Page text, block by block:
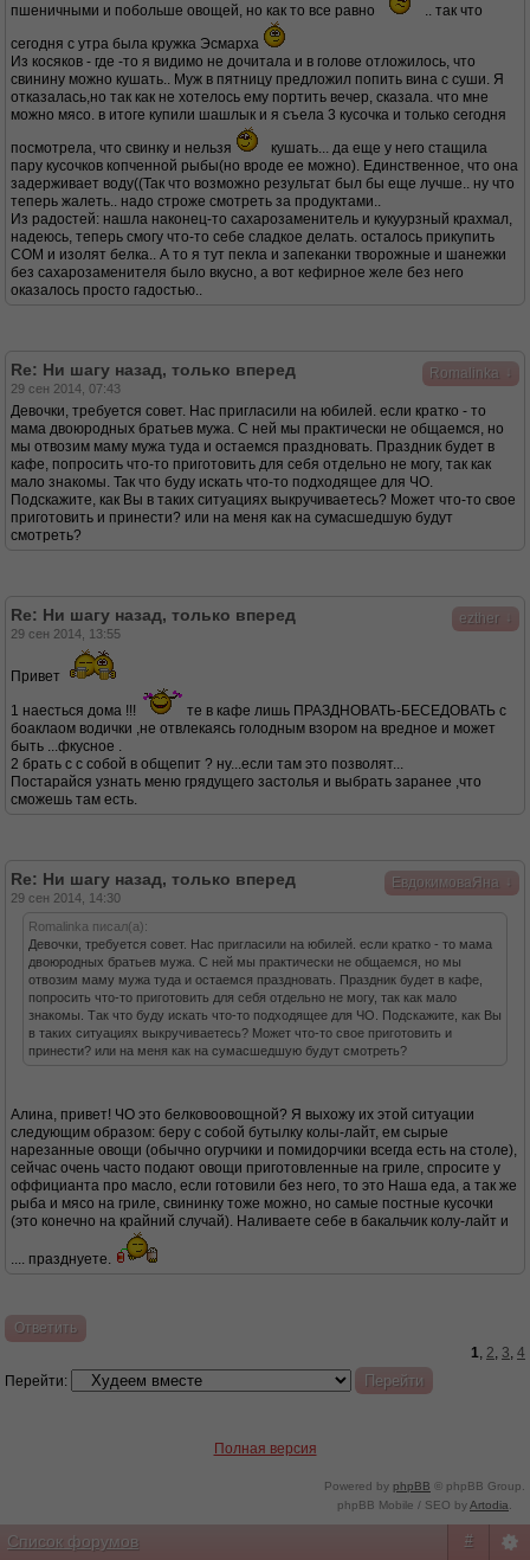
пшеничными и побольше овощей, но как то все равно
.. так что
сегодня с утра была кружка Эсмарха
Из косяков - где -то я видимо не дочитала и в голове отложилось, что
свинину можно кушать.. Муж в пятницу предложил попить вина с суши. Я
отказалась,но так как не хотелось ему портить вечер, сказала. что мне
можно мясо. в итоге купили шашлык и я съела 3 кусочка и только сегодня
посмотрела, что свинку и нельзя
кушать... да еще у него стащила
пару кусочков копченной рыбы(но вроде ее можно). Единственное, что она
задерживает воду((Так что возможно результат был бы еще лучше.. ну что
теперь жалеть.. надо строже смотреть за продуктами..
Из радостей: нашла наконец-то сахарозаменитель и кукуурзный крахмал,
надеюсь, теперь смогу что-то себе сладкое делать. осталось прикупить
СОМ и изолят белка.. А то я тут пекла и запеканки творожные и шанежки
без сахарозаменителя было вкусно, а вот кефирное желе без него
оказалось просто гадостью..
Romalinka
Re: Ни шагу назад, только вперед
29 сен 2014, 07:43
Девочки, требуется совет. Нас пригласили на юбилей. если кратко - то
мама двоюродных братьев мужа. С ней мы практически не общаемся, но
мы отвозим маму мужа туда и остаемся праздновать. Праздник будет в
кафе, попросить что-то приготовить для себя отдельно не могу, так как
мало знакомы. Так что буду искать что-то подходящее для ЧО.
Подскажите, как Вы в таких ситуациях выкручиваетесь? Может что-то свое
приготовить и принести? или на меня как на сумасшедшую будут
смотреть?
ezther
Re: Ни шагу назад, только вперед
29 сен 2014, 13:55
Привет
1 наесться дома !!!
те в кафе лишь ПРАЗДНОВАТЬ-БЕСЕДОВАТЬ с
боаклаом водички ,не отвлекаясь голодным взором на вредное и может
быть ...фкусное .
2 брать с с собой в общепит ? ну...если там это позволят...
Постарайся узнать меню грядущего застолья и выбрать заранее ,что
сможешь там есть.
ЕвдокимоваЯна
Re: Ни шагу назад, только вперед
29 сен 2014, 14:30
Romalinka писал(а):
Девочки, требуется совет. Нас пригласили на юбилей. если кратко - то мама
двоюродных братьев мужа. С ней мы практически не общаемся, но мы
отвозим маму мужа туда и остаемся праздновать. Праздник будет в кафе,
попросить что-то приготовить для себя отдельно не могу, так как мало
знакомы. Так что буду искать что-то подходящее для ЧО. Подскажите, как Вы
в таких ситуациях выкручиваетесь? Может что-то свое приготовить и
принести? или на меня как на сумасшедшую будут смотреть?
Алина, привет! ЧО это белковоовощной? Я выхожу их этой ситуации
следующим образом: беру с собой бутылку колы-лайт, ем сырые
нарезанные овощи (обычно огурчики и помидорчики всегда есть на столе),
сейчас очень часто подают овощи приготовленные на гриле, спросите у
оффицианта про масло, если готовили без него, то это Наша еда, а так же
рыба и мясо на гриле, свининку тоже можно, но самые постные кусочки
(это конечно на крайний случай). Наливаете себе в бакальчик колу-лайт и
.... празднуете.
Ответить
1, 2, 3, 4
Перейти:
Полная версия
Powered by phpBB © phpBB Group.
phpBB Mobile / SEO byArtodia
Список форумов #